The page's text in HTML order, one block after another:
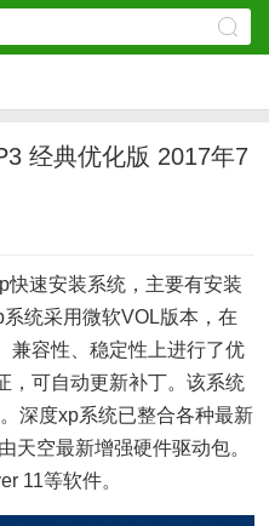
经典优化版 2017年7
快速安装系统，主要有安装
统采用微软VOL版本，在
兼容性、稳定性上进行了优
，可自动更新补丁。该系统
深度xp系统已整合各种最新
天空最新增强硬件驱动包。
11等软件。